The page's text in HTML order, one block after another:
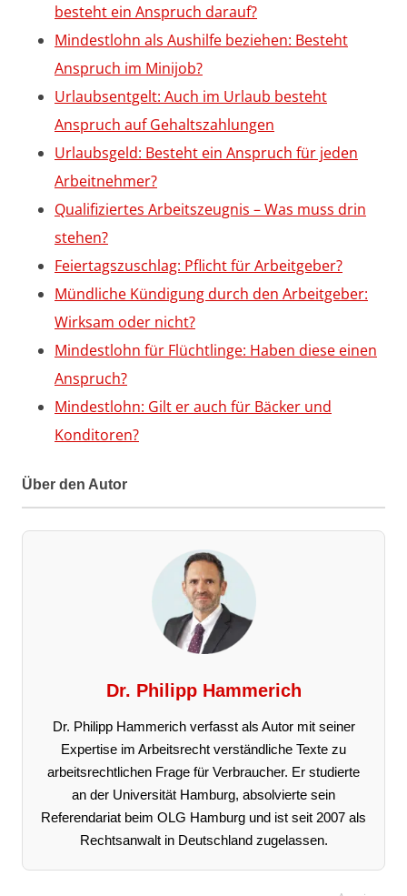
besteht ein Anspruch darauf?
Mindestlohn als Aushilfe beziehen: Besteht
Anspruch im Minijob?
Urlaubsentgelt: Auch im Urlaub besteht
Anspruch auf Gehaltszahlungen
Urlaubsgeld: Besteht ein Anspruch für jeden
Arbeitnehmer?
Qualifiziertes Arbeitszeugnis – Was muss drin
stehen?
Feiertagszuschlag: Pflicht für Arbeitgeber?
Mündliche Kündigung durch den Arbeitgeber:
Wirksam oder nicht?
Mindestlohn für Flüchtlinge: Haben diese einen
Anspruch?
Mindestlohn: Gilt er auch für Bäcker und
Konditoren?
Über den Autor
Dr. Philipp Hammerich
Dr. Philipp Hammerich verfasst als Autor mit seiner
Expertise im Arbeitsrecht verständliche Texte zu
arbeitsrechtlichen Frage für Verbraucher. Er studierte
an der Universität Hamburg, absolvierte sein
Referendariat beim OLG Hamburg und ist seit 2007 als
Rechtsanwalt in Deutschland zugelassen.